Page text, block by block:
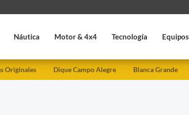
Náutica Motor & 4x4 Tecnología Equipos
Originales Dique Campo Alegre Blanca Grande